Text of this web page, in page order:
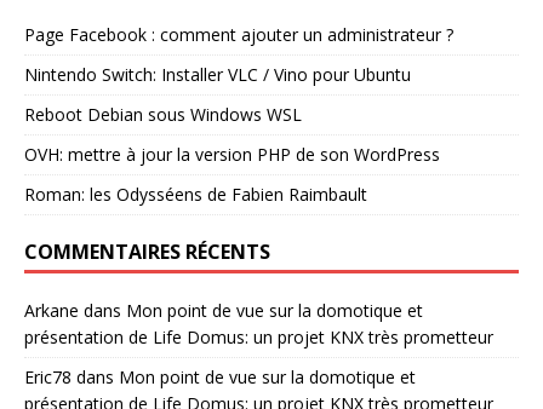
Page Facebook : comment ajouter un administrateur ?
Nintendo Switch: Installer VLC / Vino pour Ubuntu
Reboot Debian sous Windows WSL
OVH: mettre à jour la version PHP de son WordPress
Roman: les Odysséens de Fabien Raimbault
COMMENTAIRES RÉCENTS
Arkane dans Mon point de vue sur la domotique et
présentation de Life Domus: un projet KNX très prometteur
Eric78 dans Mon point de vue sur la domotique et
présentation de Life Domus: un projet KNX très prometteur